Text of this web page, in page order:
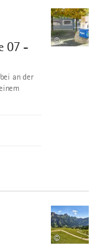
07 -
©
an der
©